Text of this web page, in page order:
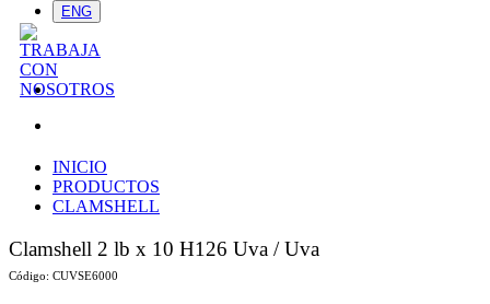
ENG
INICIO
PRODUCTOS
CLAMSHELL
Clamshell 2 lb x 10 H126 Uva / Uva
Código: CUVSE6000